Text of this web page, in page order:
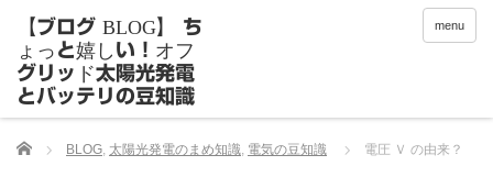
menu
Home BLOG, 太陽光発電のまめ知識, 電気の豆知識 電圧 Ｖ の由来？